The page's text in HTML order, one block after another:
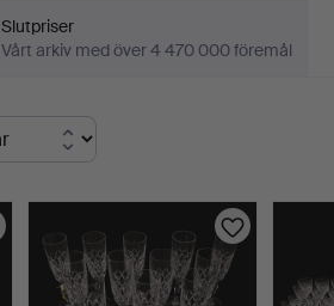
Slutpriser
Vårt arkiv med över 4 470 000 föremål